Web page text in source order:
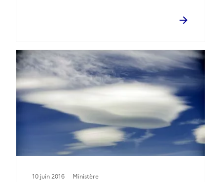
10 juin 2016 Ministère